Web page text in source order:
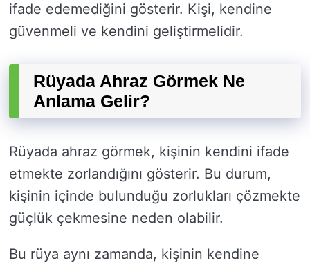
ifade edemediğini gösterir. Kişi, kendine
güvenmeli ve kendini geliştirmelidir.
Rüyada Ahraz Görmek Ne
Anlama Gelir?
Rüyada ahraz görmek, kişinin kendini ifade
etmekte zorlandığını gösterir. Bu durum,
kişinin içinde bulunduğu zorlukları çözmekte
güçlük çekmesine neden olabilir.
Bu rüya aynı zamanda, kişinin kendine